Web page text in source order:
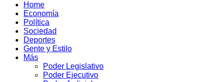
Home
Economía
Política
Sociedad
Deportes
Gente y Estilo
Más
Poder Legislativo
Poder Ejecutivo